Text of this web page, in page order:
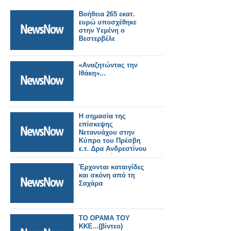
Βοήθεια 265 εκατ.
ευρώ υποσχέθηκε
στην Υεμένη ο
Βεστερβέλε
«Αναζητώντας την
Ιθάκη»...
Η σημασία της
επίσκεψης
Νετανυάχου στην
Κύπρο του Πρέσβη
ε.τ. Δρα Ανδρεστίνου
Ν. Παπαδόπουλου
Έρχονται καταιγίδες
και σκόνη από τη
Σαχάρα
ΤΟ ΟΡΑΜΑ ΤΟΥ
ΚΚΕ...(βίντεο)